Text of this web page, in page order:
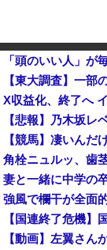
X収益化、終了へ
【競馬】凄いんだ